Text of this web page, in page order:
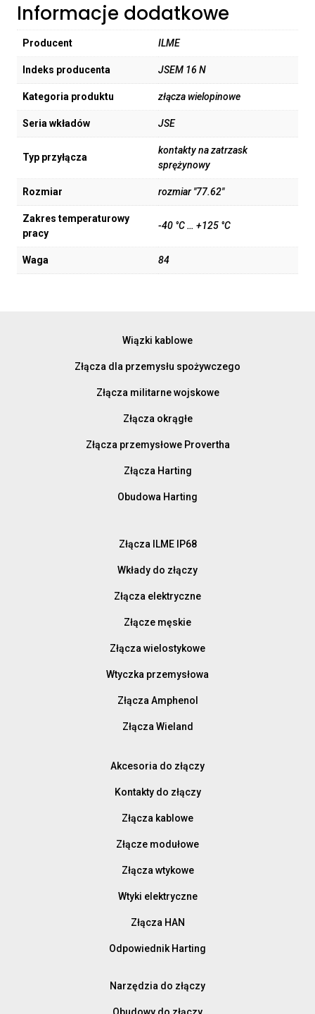
Informacje dodatkowe
Producent ILME
Indeks producenta JSEM 16 N
Kategoria produktu złącza wielopinowe
Seria wkładów JSE
Typ przyłącza
kontakty na zatrzask
sprężynowy
Rozmiar rozmiar "77.62"
Zakres temperaturowy
pracy
-40 °C … +125 °C
Waga 84
Wiązki kablowe
Złącza dla przemysłu spożywczego
Złącza militarne wojskowe
Złącza okrągłe
Złącza przemysłowe Provertha
Złącza Harting
Obudowa Harting
Złącza ILME IP68
Wkłady do złączy
Złącza elektryczne
Złącze męskie
Złącza wielostykowe
Wtyczka przemysłowa
Złącza Amphenol
Złącza Wieland
Akcesoria do złączy
Kontakty do złączy
Złącza kablowe
Złącze modułowe
Złącza wtykowe
Wtyki elektryczne
Złącza HAN
Odpowiednik Harting
Narzędzia do złączy
Obudowy do złączy